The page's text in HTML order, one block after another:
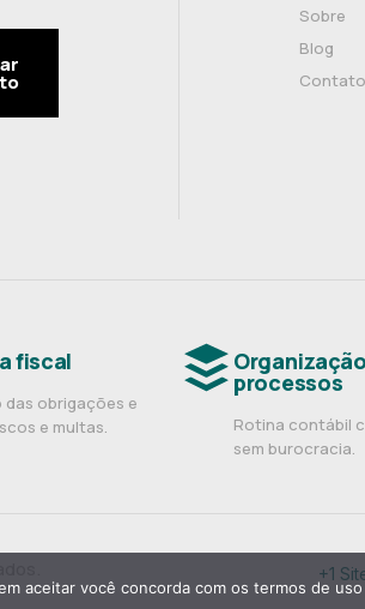
Sobre
Blog
Contato
fiscal
das obrigações e
e multas.
processos
Rotina contábil
sem burocracia.
+1
aceitar você concorda com os termos de